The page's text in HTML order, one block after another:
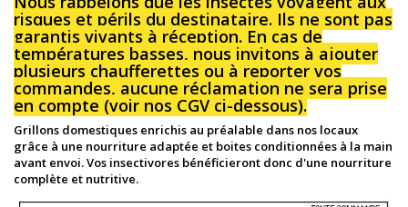
risques et périls du destinataire. Ils ne sont pas
garantis vivants à réception. En cas de
températures basses, nous invitons à ajouter
plusieurs chaufferettes ou à reporter vos
commandes, aucune réclamation ne sera prise
en compte (voir nos CGV ci-dessous).
Grillons domestiques enrichis au préalable dans nos locaux
grâce à une nourriture adaptée et boites conditionnées à la main
avant envoi. Vos insectivores bénéficieront donc d'une nourriture
complète et nutritive.